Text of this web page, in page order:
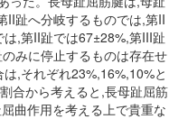
II趾へ分岐するものでは,第II
,第II趾では67±28%,第III趾
みに停止するものは存在せ
,それぞれ23%,16%,10%と
合から考えると,長母趾屈筋
曲作用を考える上で貴重な